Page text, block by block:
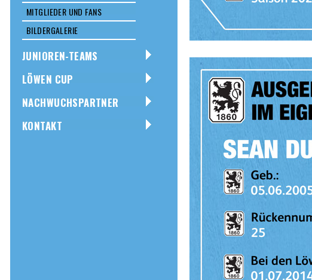
MITGLIEDER UND FANS
BILDERGALERIE
JUNIOREN-TEAMS
LÖWEN CUP
NACHWUCHSPARTNER
KONTAKT